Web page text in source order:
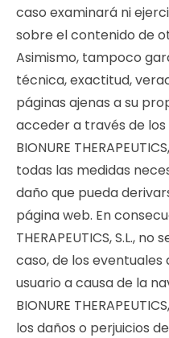
caso examinará ni
sobre el contenido de
Asimismo, tampoco
técnica, exactitud,
páginas ajenas a su
acceder a través de
BIONURE
todas las medidas
daño que pueda
página web. En
THERAPEUTICS, S.L.,
caso, de los eventuales
usuario a causa de la
BIONURE
los daños o perjuicios